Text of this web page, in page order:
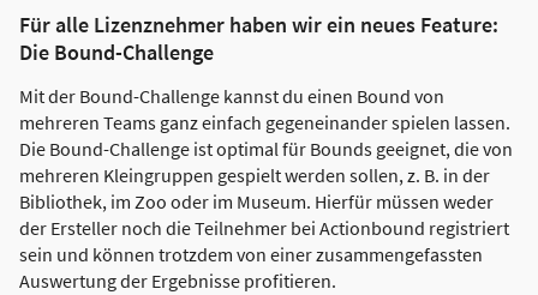
Für alle Lizenznehmer haben wir ein neues Feature:
Die Bound-Challenge
Mit der Bound-Challenge kannst du einen Bound von
mehreren Teams ganz einfach gegeneinander spielen lassen.
Die Bound-Challenge ist optimal für Bounds geeignet, die von
mehreren Kleingruppen gespielt werden sollen, z. B. in der
Bibliothek, im Zoo oder im Museum. Hierfür müssen weder
der Ersteller noch die Teilnehmer bei Actionbound registriert
sein und können trotzdem von einer zusammengefassten
Auswertung der Ergebnisse profitieren.